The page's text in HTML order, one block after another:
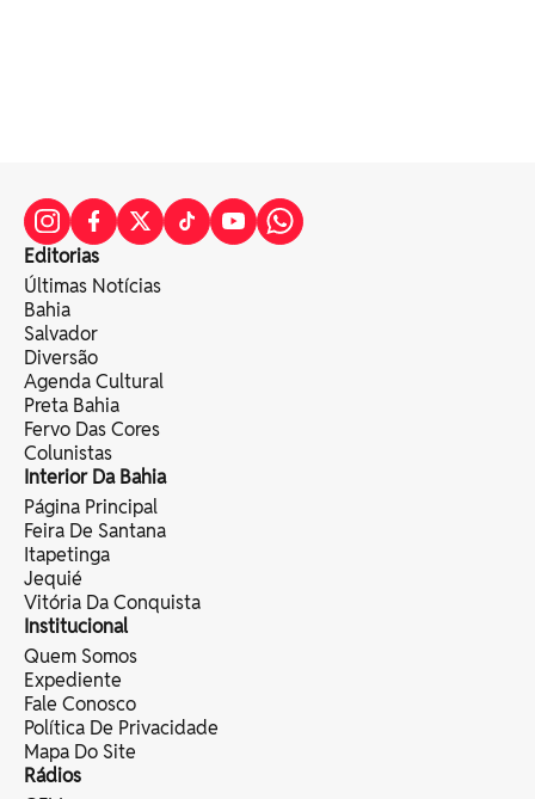
Editorias
Últimas Notícias
Bahia
Salvador
Diversão
Agenda Cultural
Preta Bahia
Fervo Das Cores
Colunistas
Interior Da Bahia
Página Principal
Feira De Santana
Itapetinga
Jequié
Vitória Da Conquista
Institucional
Quem Somos
Expediente
Fale Conosco
Política De Privacidade
Mapa Do Site
Rádios